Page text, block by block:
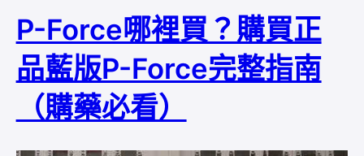
P-Force哪裡買？購買正
品藍版P-Force完整指南
（購藥必看）